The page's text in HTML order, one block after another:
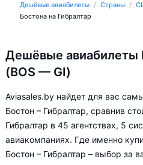
Дешёвые авиабилеты Страны
Бостона на Гибралтар
Дешёвые авиабилеты
(BOS — GI)
Aviasales.by найдет для вас
Бостон – Гибралтар, сравнив
Гибралтар в 45 агентствах, 5
авиакомпаниях. Где именно
Бостон – Гибралтар – выбор за